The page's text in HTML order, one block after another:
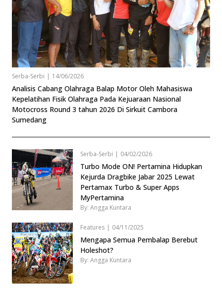
Serba-Serbi | 14/06/2026
Analisis Cabang Olahraga Balap Motor Oleh Mahasiswa
Kepelatihan Fisik Olahraga Pada Kejuaraan Nasional
Motocross Round 3 tahun 2026 Di Sirkuit Cambora
Sumedang
Serba-Serbi | 04/02/2026
Turbo Mode ON! Pertamina Hidupkan
Kejurda Dragbike Jabar 2025 Lewat
Pertamax Turbo & Super Apps
MyPertamina
By: Angga Kuntara
Features | 04/11/2025
Mengapa Semua Pembalap Berebut
Holeshot?
By: Angga Kuntara